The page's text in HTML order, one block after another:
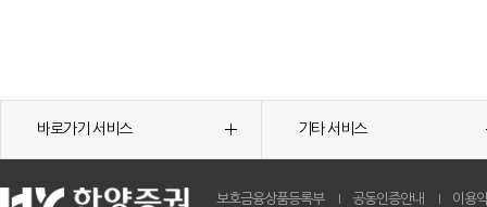
바로가기 서비스 기타 서비스
보호금융상품등록부 공동인증안내 이용